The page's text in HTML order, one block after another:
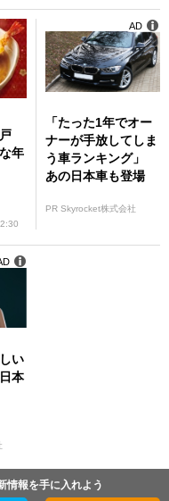
年
「たった1年でオー
ナーが手放してしま
う車ランキング」
あの日本車も登場
PR Skyrocket株式会社
AD
い
本
情報を手に入れよう